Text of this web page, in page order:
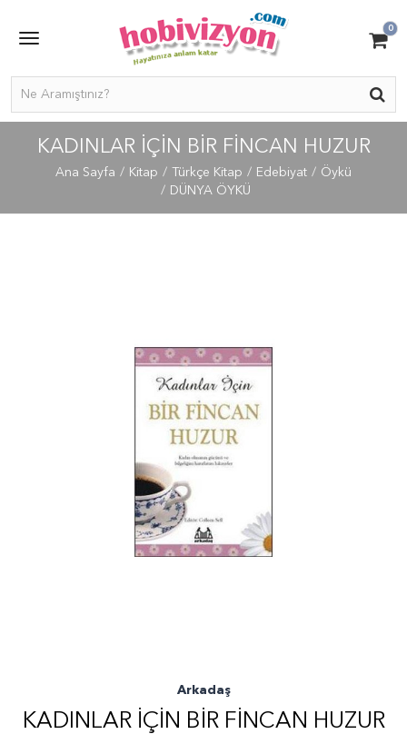
0
KADINLAR İÇIN BIR FINCAN HUZUR
Ana Sayfa Kitap Türkçe Kitap Edebiyat
Öykü
DÜNYA ÖYKÜ
Arkadaş
KADINLAR İÇIN BIR FINCAN HUZUR